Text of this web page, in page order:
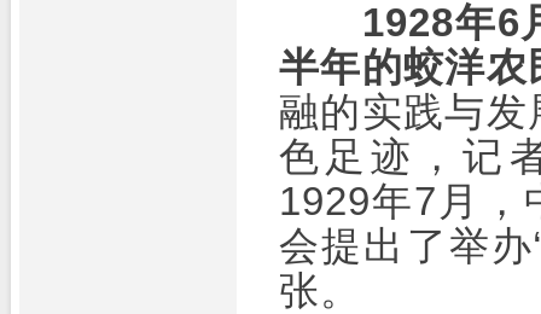
1928年6
半年的蛟洋
融的实践与
色足迹，记
1929年7月，
会提出了举办
张。